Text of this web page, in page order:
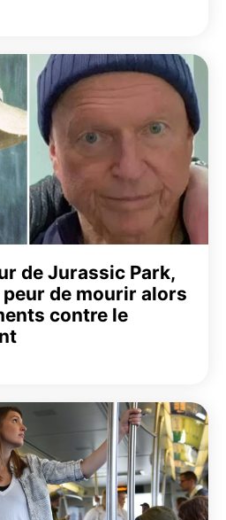
de Jurassic Park,
peur de mourir alors
contre le